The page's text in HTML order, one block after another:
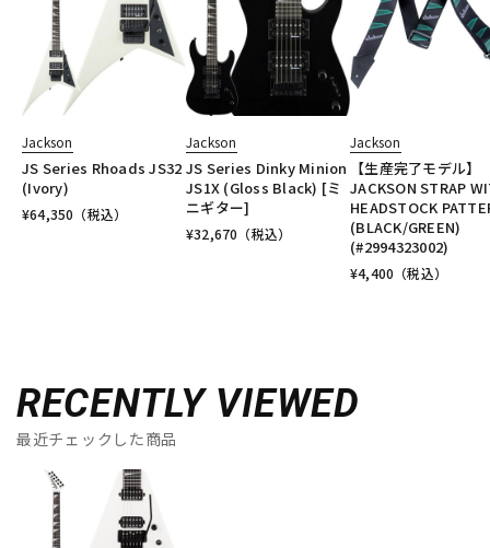
Jackson
JS Series Rhoads JS32
(Ivory)
¥64,350 （税込）
Jackson
JS Series Dinky Minion
JS1X (Gloss Black) [ミ
ニギター]
¥32,670 （税込）
Jackson
【生産完了モデル】
JACKSON STRAP
HEADSTOCK
(BLACK/GREEN)
(#2994323002)
¥4,400 （税込）
RECENTLY VIEWED
最近チェックした商品